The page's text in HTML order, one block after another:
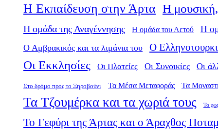
Η Εκπαίδευση στην Άρτα Η μουσική,
Η ομάδα της Αναγέννησης Η ομάδα του Αετού Η
Ο Αμβρακικός και τα λιμάνια του Ο
Οι Εκκλησίες Οι Πλατείες Οι Συνοικίες Οι
Στο δρόμο προς το Ξηροβούνι Τα Μέσα Μεταφοράς Τα
Τα Τζουμέρκα και τα χωριά τους Τα
Το Γεφύρι της Άρτας και ο Άραχθος